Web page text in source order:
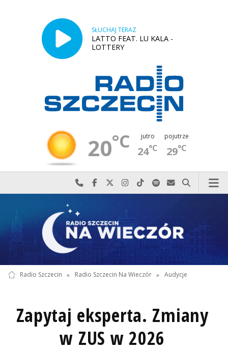
SŁUCHAJ TERAZ
LATTO FEAT. LU KALA -
LOTTERY
20°C jutro
24°C
pojutrze
29°C
Najlepiej po prostu do nas zadzwoń
Odwiedź nas na Facebook-u
Odwiedź nas na X
Odwiedź nas na Instagram-ie
Odwiedź nas na TikTok-u
Szukaj nas na Spotify
Wyślij do nas
Szukaj
Radio Szczecin » Radio Szczecin Na Wieczór » Audycje
Zapytaj eksperta. Zmiany
w ZUS w 2026